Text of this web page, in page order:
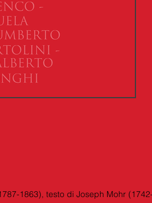
1863), testo di Joseph Mohr